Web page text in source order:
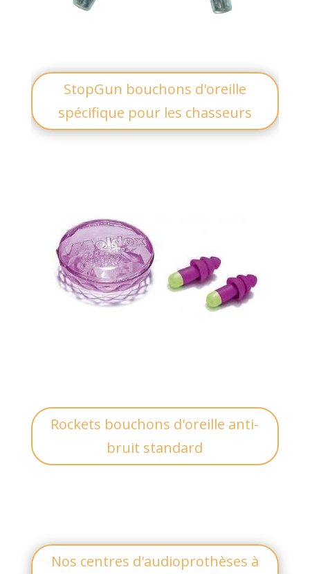
StopGun bouchons d'oreille
spécifique pour les chasseurs
Rockets bouchons d'oreille anti-
bruit standard
Nos centres d'audioprothèses à